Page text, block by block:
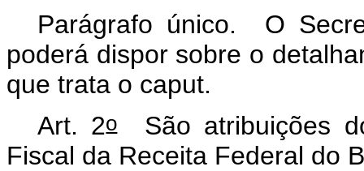
Parágrafo único. O
poderá dispor sobre o
que trata o caput.
Art. 2oSão atribuições
Fiscal da Receita Federal do